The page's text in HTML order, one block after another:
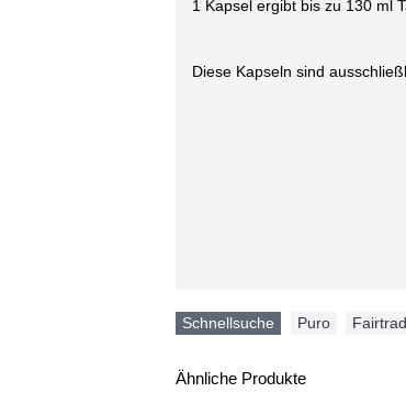
1 Kapsel ergibt bis zu 130 ml
Diese Kapseln sind
Schnellsuche Puro
Ähnliche Produkte